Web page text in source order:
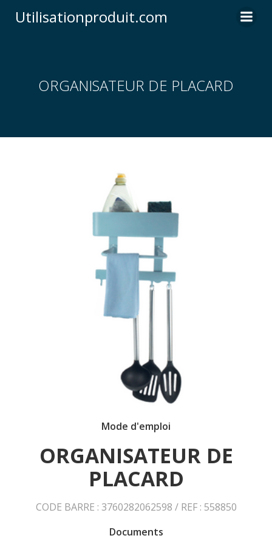
to
Utilisationproduit.com
ORGANISATEUR DE PLACARD
Mode d'emploi
ORGANISATEUR DE
PLACARD
CODE BARRE : 3760282062598 / REF : 558850
Documents